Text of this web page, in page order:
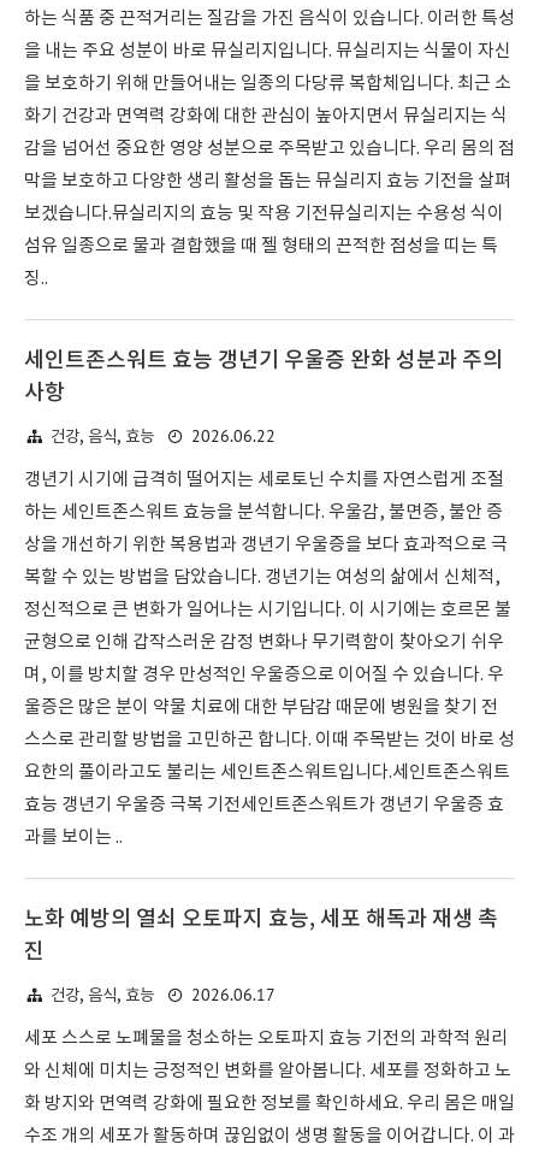
하는 식품 중 끈적거리는 질감을 가진 음식이 있습니다. 이러한 특성
을 내는 주요 성분이 바로 뮤실리지입니다. 뮤실리지는 식물이 자신
을 보호하기 위해 만들어내는 일종의 다당류 복합체입니다. 최근 소
화기 건강과 면역력 강화에 대한 관심이 높아지면서 뮤실리지는 식
감을 넘어선 중요한 영양 성분으로 주목받고 있습니다. 우리 몸의 점
막을 보호하고 다양한 생리 활성을 돕는 뮤실리지 효능 기전을 살펴
보겠습니다.뮤실리지의 효능 및 작용 기전뮤실리지는 수용성 식이
섬유 일종으로 물과 결합했을 때 젤 형태의 끈적한 점성을 띠는 특
징..
세인트존스워트 효능 갱년기 우울증 완화 성분과 주의
사항
건강, 음식, 효능 2026.06.22
갱년기 시기에 급격히 떨어지는 세로토닌 수치를 자연스럽게 조절
하는 세인트존스워트 효능을 분석합니다. 우울감, 불면증, 불안 증
상을 개선하기 위한 복용법과 갱년기 우울증을 보다 효과적으로 극
복할 수 있는 방법을 담았습니다. 갱년기는 여성의 삶에서 신체적,
정신적으로 큰 변화가 일어나는 시기입니다. 이 시기에는 호르몬 불
균형으로 인해 갑작스러운 감정 변화나 무기력함이 찾아오기 쉬우
며, 이를 방치할 경우 만성적인 우울증으로 이어질 수 있습니다. 우
울증은 많은 분이 약물 치료에 대한 부담감 때문에 병원을 찾기 전
스스로 관리할 방법을 고민하곤 합니다. 이때 주목받는 것이 바로 성
요한의 풀이라고도 불리는 세인트존스워트입니다.세인트존스워트
효능 갱년기 우울증 극복 기전세인트존스워트가 갱년기 우울증 효
과를 보이는 ..
노화 예방의 열쇠 오토파지 효능, 세포 해독과 재생 촉
진
건강, 음식, 효능 2026.06.17
세포 스스로 노폐물을 청소하는 오토파지 효능 기전의 과학적 원리
와 신체에 미치는 긍정적인 변화를 알아봅니다. 세포를 정화하고 노
화 방지와 면역력 강화에 필요한 정보를 확인하세요. 우리 몸은 매일
수조 개의 세포가 활동하며 끊임없이 생명 활동을 이어갑니다. 이 과